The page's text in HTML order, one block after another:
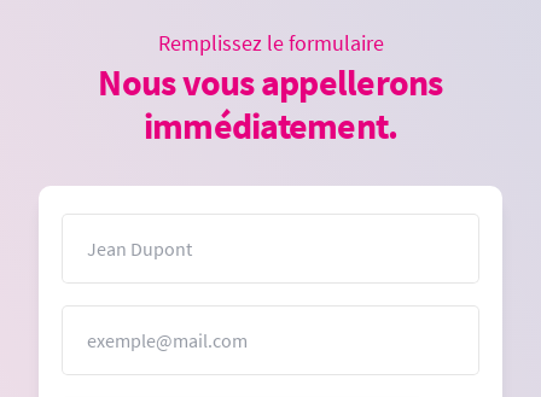
Remplissez le formulaire
Nous vous appellerons
immédiatement.